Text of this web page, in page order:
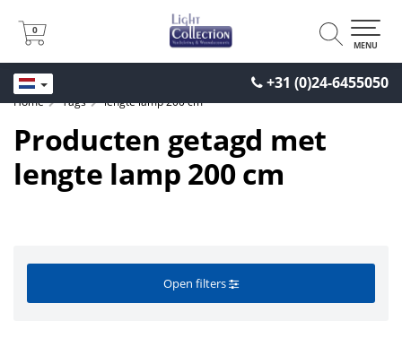
+31 (0)24-6455050
0
0
MENU
Home Tags lengte lamp 200 cm
Producten getagd met
lengte lamp 200 cm
Open filters